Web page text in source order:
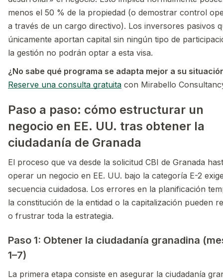
menos el 50 % de la propiedad (o demostrar control
a través de un cargo directivo). Los inversores pasivos
únicamente aportan capital sin ningún tipo de
la gestión no podrán optar a esta visa.
¿No sabe qué programa se adapta mejor a su
Reserve una consulta gratuita con Mirabello
Paso a paso: cómo estructurar un
negocio en EE. UU. tras obtener la
ciudadanía de Granada
El proceso que va desde la solicitud CBI de Granada
operar un negocio en EE. UU. bajo la categoría E-2
secuencia cuidadosa. Los errores en la planificación
la constitución de la entidad o la capitalización pueden
o frustrar toda la estrategia.
Paso 1: Obtener la ciudadanía granadina
1–7)
La primera etapa consiste en asegurar la ciudadanía